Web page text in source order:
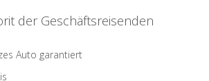
der Geschäftsreisenden
Auto garantiert